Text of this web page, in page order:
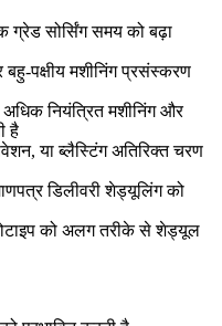
ग्रेड सोर्सिंग समय को बढ़ा
बहु-पक्षीय मशीनिंग प्रसंस्करण
नियंत्रित मशीनिंग और
है
या ब्लैस्टिंग अतिरिक्त चरण
डिलीवरी शेड्यूलिंग को
को अलग तरीके से शेड्यूल